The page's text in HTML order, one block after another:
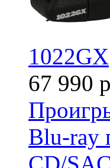
1022GX
67 990
Blu-ray